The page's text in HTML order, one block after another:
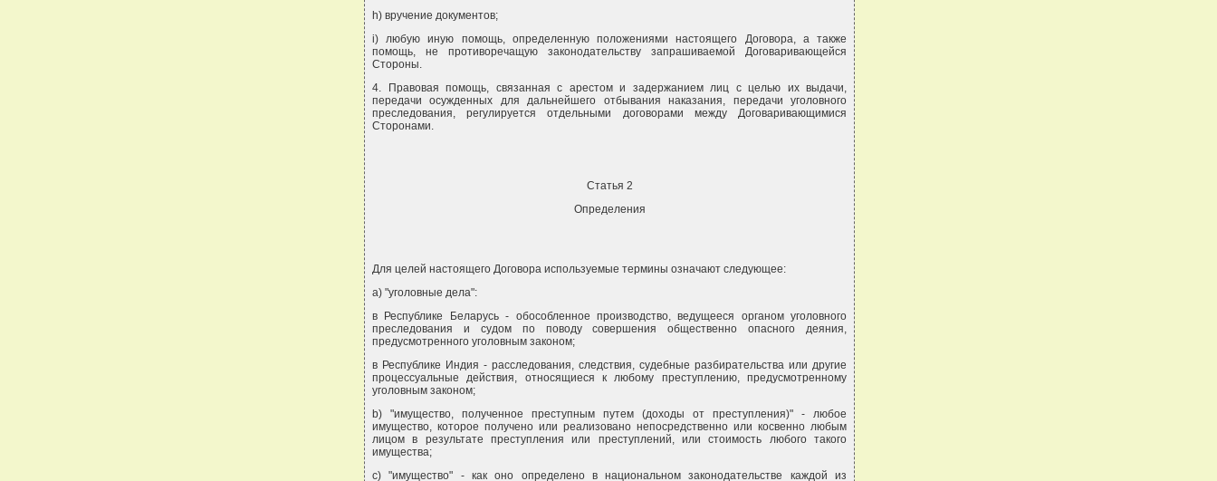
h) вручение документов;
i) любую иную помощь, определенную положениями настоящего Договора, а также
помощь, не противоречащую законодательству запрашиваемой Договаривающейся
Стороны.
4. Правовая помощь, связанная с арестом и задержанием лиц с целью их выдачи,
передачи осужденных для дальнейшего отбывания наказания, передачи уголовного
преследования, регулируется отдельными договорами между Договаривающимися
Сторонами.
Статья 2
Определения
Для целей настоящего Договора используемые термины означают следующее:
а) "уголовные дела":
в Республике Беларусь - обособленное производство, ведущееся органом уголовного
преследования и судом по поводу совершения общественно опасного деяния,
предусмотренного уголовным законом;
в Республике Индия - расследования, следствия, судебные разбирательства или другие
процессуальные действия, относящиеся к любому преступлению, предусмотренному
уголовным законом;
b) "имущество, полученное преступным путем (доходы от преступления)" - любое
имущество, которое получено или реализовано непосредственно или косвенно любым
лицом в результате преступления или преступлений, или стоимость любого такого
имущества;
c) "имущество" - как оно определено в национальном законодательстве каждой из